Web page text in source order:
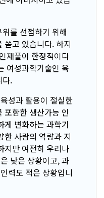
를 선점하기 위해
쏟고 있습니다. 하지
재풀이 한정적이다
여성과학기술인 육
다.
성과 활용이 절실한
포함한 생산가능 인
게 변화하는 과학기
한 사람의 역량과 지
지만 여전히 우리나
낮은 상황이고, 과
력도 적은 상황입니